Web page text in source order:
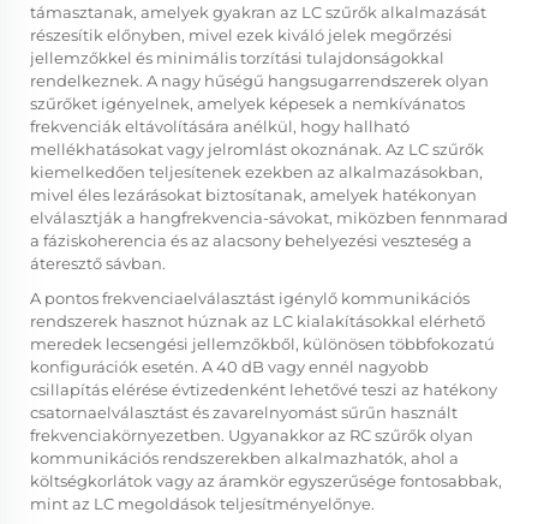
támasztanak, amelyek gyakran az LC szűrők alkalmazását
részesítik előnyben, mivel ezek kiváló jelek megőrzési
jellemzőkkel és minimális torzítási tulajdonságokkal
rendelkeznek. A nagy hűségű hangsugarrendszerek olyan
szűrőket igényelnek, amelyek képesek a nemkívánatos
frekvenciák eltávolítására anélkül, hogy hallható
mellékhatásokat vagy jelromlást okoznának. Az LC szűrők
kiemelkedően teljesítenek ezekben az alkalmazásokban,
mivel éles lezárásokat biztosítanak, amelyek hatékonyan
elválasztják a hangfrekvencia-sávokat, miközben fennmarad
a fáziskoherencia és az alacsony behelyezési veszteség a
áteresztő sávban.
A pontos frekvenciaelválasztást igénylő kommunikációs
rendszerek hasznot húznak az LC kialakításokkal elérhető
meredek lecsengési jellemzőkből, különösen többfokozatú
konfigurációk esetén. A 40 dB vagy ennél nagyobb
csillapítás elérése évtizedenként lehetővé teszi az hatékony
csatornaelválasztást és zavarelnyomást sűrűn használt
frekvenciakörnyezetben. Ugyanakkor az RC szűrők olyan
kommunikációs rendszerekben alkalmazhatók, ahol a
költségkorlátok vagy az áramkör egyszerűsége fontosabbak,
mint az LC megoldások teljesítményelőnye.